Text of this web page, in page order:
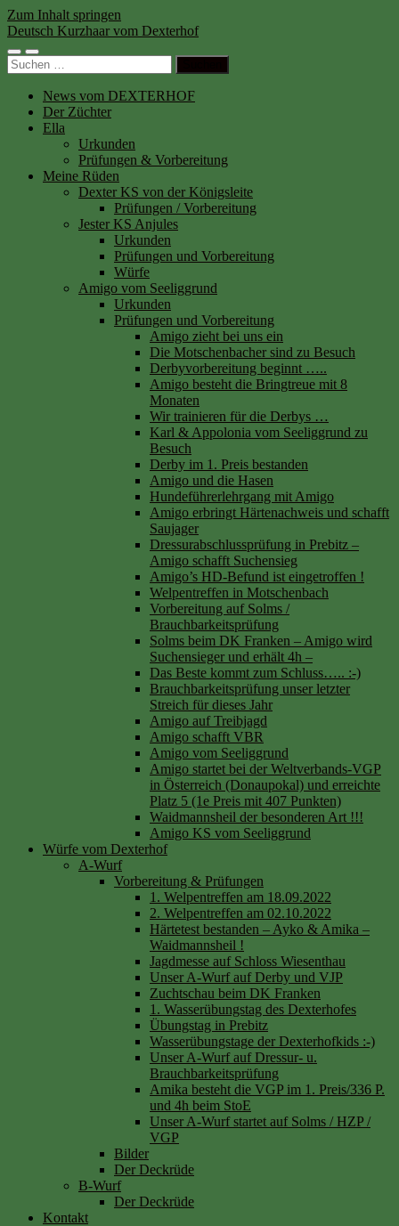
Zum Inhalt springen
Deutsch Kurzhaar vom Dexterhof
Mobile-
Menü
Suchfeld
ein-/ausblenden
Suchen
nach:
News vom DEXTERHOF
Der Züchter
Ella
Urkunden
Prüfungen & Vorbereitung
Meine Rüden
Dexter KS von der Königsleite
Prüfungen / Vorbereitung
Jester KS Anjules
Urkunden
Prüfungen und Vorbereitung
Würfe
Amigo vom Seeliggrund
Urkunden
Prüfungen und Vorbereitung
Amigo zieht bei uns ein
Die Motschenbacher sind zu Besuch
Derbyvorbereitung beginnt …..
Amigo besteht die Bringtreue mit 8
Monaten
Wir trainieren für die Derbys …
Karl & Appolonia vom Seeliggrund zu
Besuch
Derby im 1. Preis bestanden
Amigo und die Hasen
Hundeführerlehrgang mit Amigo
Amigo erbringt Härtenachweis und schafft
Saujager
Dressurabschlussprüfung in Prebitz –
Amigo schafft Suchensieg
Amigo’s HD-Befund ist eingetroffen !
Welpentreffen in Motschenbach
Vorbereitung auf Solms /
Brauchbarkeitsprüfung
Solms beim DK Franken – Amigo wird
Suchensieger und erhält 4h –
Das Beste kommt zum Schluss….. :-)
Brauchbarkeitsprüfung unser letzter
Streich für dieses Jahr
Amigo auf Treibjagd
Amigo schafft VBR
Amigo vom Seeliggrund
Amigo startet bei der Weltverbands-VGP
in Österreich (Donaupokal) und erreichte
Platz 5 (1e Preis mit 407 Punkten)
Waidmannsheil der besonderen Art !!!
Amigo KS vom Seeliggrund
Würfe vom Dexterhof
A-Wurf
Vorbereitung & Prüfungen
1. Welpentreffen am 18.09.2022
2. Welpentreffen am 02.10.2022
Härtetest bestanden – Ayko & Amika –
Waidmannsheil !
Jagdmesse auf Schloss Wiesenthau
Unser A-Wurf auf Derby und VJP
Zuchtschau beim DK Franken
1. Wasserübungstag des Dexterhofes
Übungstag in Prebitz
Wasserübungstage der Dexterhofkids :-)
Unser A-Wurf auf Dressur- u.
Brauchbarkeitsprüfung
Amika besteht die VGP im 1. Preis/336 P.
und 4h beim StoE
Unser A-Wurf startet auf Solms / HZP /
VGP
Bilder
Der Deckrüde
B-Wurf
Der Deckrüde
Kontakt